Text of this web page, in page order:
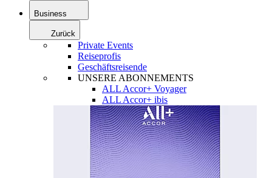
Business
Zurück
Private Events
Reiseprofis
Geschäftsreisende
UNSERE ABONNEMENTS
ALL Accor+ Voyager
ALL Accor+ ibis